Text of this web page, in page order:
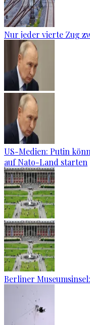
Nur jeder vierte Zug
US-Medien: Putin
auf Nato-Land starten
Berliner